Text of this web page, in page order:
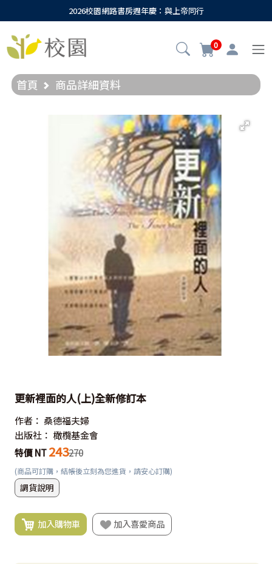
2026校園網路書房週年慶：與上帝同行
0
首頁 商品詳細資料
更新裡面的人(上)全新修訂本
作者： 桑德福夫婦
出版社： 橄欖基金會
特價 NT 243270
(商品可訂購，結帳後立刻為您進貨，請安心訂購)
調貨說明
加入購物車 加入喜愛商品